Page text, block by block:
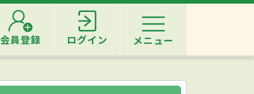
会員登録 ログイン メニュー